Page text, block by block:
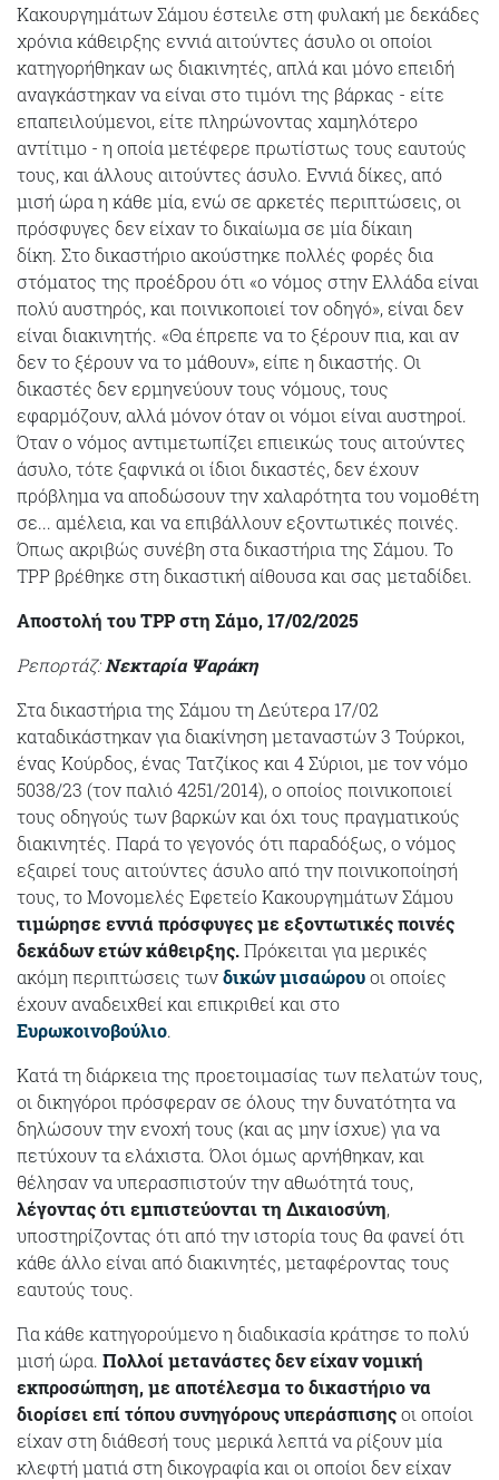
Κακουργημάτων Σάμου έστειλε στη φυλακή με δεκάδες
χρόνια κάθειρξης εννιά αιτούντες άσυλο οι οποίοι
κατηγορήθηκαν ως διακινητές, απλά και μόνο επειδή
αναγκάστηκαν να είναι στο τιμόνι της βάρκας - είτε
επαπειλούμενοι, είτε πληρώνοντας χαμηλότερο
αντίτιμο - η οποία μετέφερε πρωτίστως τους εαυτούς
τους, και άλλους αιτούντες άσυλο. Εννιά δίκες, από
μισή ώρα η κάθε μία, ενώ σε αρκετές περιπτώσεις, οι
πρόσφυγες δεν είχαν το δικαίωμα σε μία δίκαιη
δίκη. Στο δικαστήριο ακούστηκε πολλές φορές δια
στόματος της προέδρου ότι «ο νόμος στην Ελλάδα είναι
πολύ αυστηρός, και ποινικοποιεί τον οδηγό», είναι δεν
είναι διακινητής. «Θα έπρεπε να το ξέρουν πια, και αν
δεν το ξέρουν να το μάθουν», είπε η δικαστής. Οι
δικαστές δεν ερμηνεύουν τους νόμους, τους
εφαρμόζουν, αλλά μόνον όταν οι νόμοι είναι αυστηροί.
Όταν ο νόμος αντιμετωπίζει επιεικώς τους αιτούντες
άσυλο, τότε ξαφνικά οι ίδιοι δικαστές, δεν έχουν
πρόβλημα να αποδώσουν την χαλαρότητα του νομοθέτη
σε... αμέλεια, και να επιβάλλουν εξοντωτικές ποινές.
Όπως ακριβώς συνέβη στα δικαστήρια της Σάμου. To
TPP βρέθηκε στη δικαστική αίθουσα και σας μεταδίδει.
Αποστολή του ΤPP στη Σάμο, 17/02/2025
Ρεπορτάζ:Νεκταρία Ψαράκη
Στα δικαστήρια της Σάμου τη Δεύτερα 17/02
καταδικάστηκαν για διακίνηση μεταναστών 3 Τούρκοι,
ένας Κούρδος, ένας Τατζίκος και 4 Σύριοι, με τον νόμο
5038/23 (τον παλιό 4251/2014), ο οποίος ποινικοποιεί
τους οδηγούς των βαρκών και όχι τους πραγματικούς
διακινητές. Παρά το γεγονός ότι παραδόξως, ο νόμος
εξαιρεί τους αιτούντες άσυλο από την ποινικοποίησή
τους, το Μονομελές Εφετείο Κακουργημάτων Σάμου
τιμώρησε εννιά πρόσφυγες με εξοντωτικές ποινές
δεκάδων ετών κάθειρξης.Πρόκειται για μερικές
ακόμη περιπτώσεις τωνδικών μισαώρουοι οποίες
έχουν αναδειχθεί και επικριθεί και στο
Ευρωκοινοβούλιο.
Κατά τη διάρκεια της προετοιμασίας των πελατών τους,
οι δικηγόροι πρόσφεραν σε όλους την δυνατότητα να
δηλώσουν την ενοχή τους (και ας μην ίσχυε) για να
πετύχουν τα ελάχιστα. Όλοι όμως αρνήθηκαν, και
θέλησαν να υπερασπιστούν την αθωότητά τους,
λέγοντας ότι εμπιστεύονται τη Δικαιοσύνη,
υποστηρίζοντας ότι από την ιστορία τους θα φανεί ότι
κάθε άλλο είναι από διακινητές, μεταφέροντας τους
εαυτούς τους.
Για κάθε κατηγορούμενο η διαδικασία κράτησε το πολύ
μισή ώρα. Πολλοί μετανάστες δεν είχαν νομική
εκπροσώπηση, με αποτέλεσμα το δικαστήριο να
διορίσει επί τόπου συνηγόρους υπεράσπισηςοι οποίοι
είχαν στη διάθεσή τους μερικά λεπτά να ρίξουν μία
κλεφτή ματιά στη δικογραφία και οι οποίοι δεν είχαν